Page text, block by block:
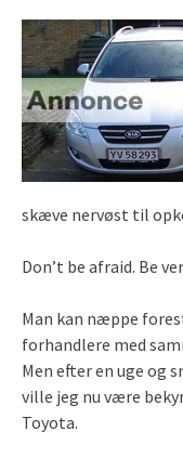
skæve nervøst til
Don’t be afraid. Be
Man kan næppe
forhandlere med
Men efter en uge og
ville jeg nu være
Toyota.